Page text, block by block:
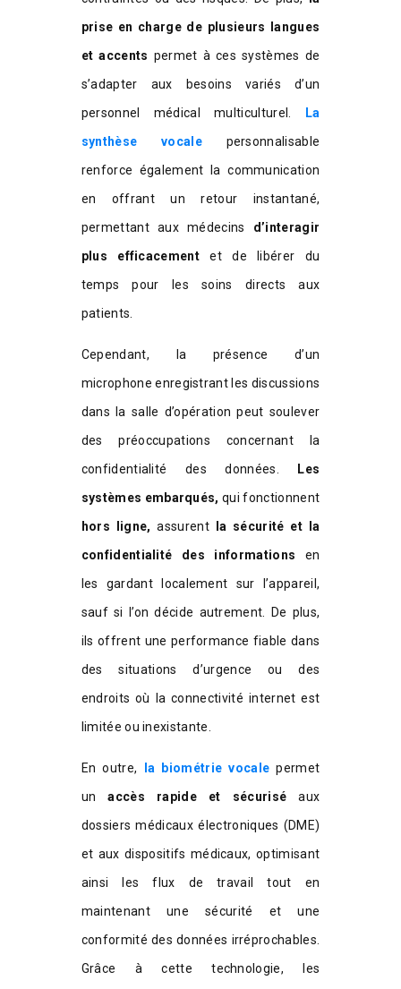
prise en charge de plusieurs langues
et accents permet à ces systèmes de
s’adapter aux besoins variés d’un
personnel médical multiculturel.
La
synthèse vocalepersonnalisable
renforce également la communication
en offrant un retour instantané,
permettant aux médecins d’interagir
plus efficacement et de libérer du
temps pour les soins directs aux
patients.
Cependant, la présence d’un
microphone enregistrant les discussions
dans la salle d’opération peut soulever
des préoccupations concernant la
confidentialité des données.
Les
systèmes embarqués, qui fonctionnent
hors ligne, assurentla sécurité et la
confidentialité des informations en
les gardant localement sur l’appareil,
sauf si l’on décide autrement. De plus,
ils offrent une performance fiable dans
des situations d’urgence ou des
endroits où la connectivité internet est
limitée ou inexistante.
En outre, la biométrie vocale permet
unaccès rapide et sécurisé aux
dossiers médicaux électroniques (DME)
et aux dispositifs médicaux, optimisant
ainsi les flux de travail tout en
maintenant une sécurité et une
conformité des données irréprochables.
Grâce à cette technologie, les